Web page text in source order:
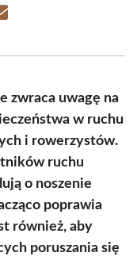
zwraca uwagę na
w ruchu
i rowerzystów.
ruchu
o noszenie
poprawia
również, aby
poruszania się